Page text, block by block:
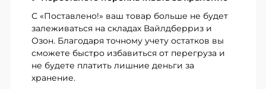
С «Поставлено!» ваш товар больше не будет
залеживаться на складах Вайлдберриз и
Озон. Благодаря точному учету остатков вы
сможете быстро избавиться от перегруза и
не будете платить лишние деньги за
хранение.